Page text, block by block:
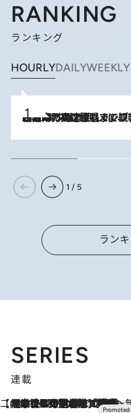
RANKING
ランキング
HOURLYDAILYWEEKLY
2026.8.7
「湘南乃風に憧れて」観客大盛上がりの“タオル回し”に、ラッパー顔負けの高速歌唱まで…さだまさし（74）のアグレッシブすぎる現在地
1 / 5
ラン
SERIES
連載
【CREA×星野リゾート】唯一無二。癒しと発見が待つ場所へ
2026.8.7
【トンボの足水浴】ヒノキの香りに包まれて涼感マックス！約13℃の湧水かけ流しを避暑地「星野温泉 トンボの湯」で体験